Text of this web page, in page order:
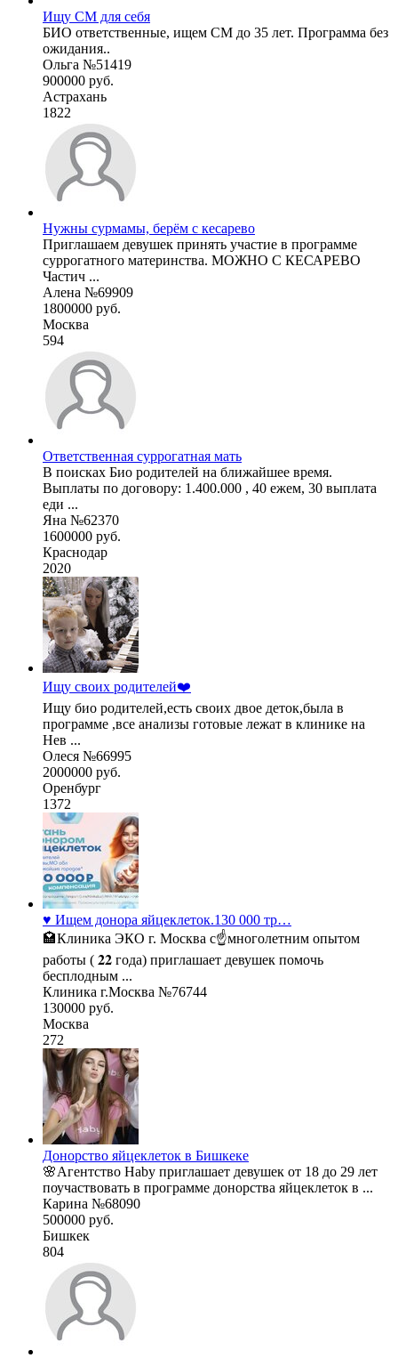
Ищу СМ для себя
БИО ответственные, ищем СМ до 35 лет. Программа без
ожидания..
Ольга №51419
900000 руб.
Астрахань
1822
Нужны сурмамы, берём с кесарево
Приглашаем девушек принять участие в программе
суррогатного материнства. МОЖНО С КЕСАРЕВО
Частич ...
Алена №69909
1800000 руб.
Москва
594
Ответственная суррогатная мать
В поисках Био родителей на ближайшее время.
Выплаты по договору: 1.400.000 , 40 ежем, 30 выплата
еди ...
Яна №62370
1600000 руб.
Краснодар
2020
Ищу своих родителей❤️
Ищу био родителей,есть своих двое деток,была в
программе ,все анализы готовые лежат в клинике на
Нев ...
Олеся №66995
2000000 руб.
Оренбург
1372
♥️ Ищем донора яйцеклеток.130 000 тр…
🏩Клиника ЭКО г. Москва с☝многолетним опытом
работы ( 𝟐𝟐 года) приглашает девушек помочь
бесплодным ...
Клиника г.Москва №76744
130000 руб.
Москва
272
Донорство яйцеклеток в Бишкеке
🌸Агентство Haby приглашает девушек от 18 до 29 лет
поучаствовать в программе донорства яйцеклеток в ...
Карина №68090
500000 руб.
Бишкек
804